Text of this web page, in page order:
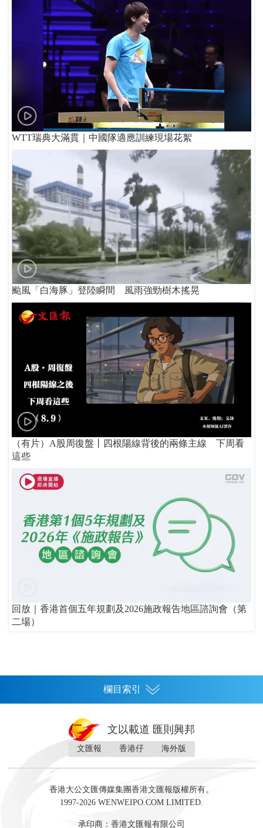
WTT瑞典大滿貫｜中國隊適應訓練現場花絮
颱風「白海豚」登陸瞬間 風雨強勁樹木搖晃
（有片）A股周復盤丨四根陽線背後的兩條主線 下周看
這些
回放｜香港首個五年規劃及2026施政報告地區諮詢會（第
二場）
欄目索引
灣區人
財經 地產 投資 財評 數字經濟
訪談 直播 經湋論
文以載道 匯則興邦
文匯報 香港仔 海外版
香港大公文匯傳媒集團香港文匯報版權所有。
1997-2026 WENWEIPO.COM LIMITED.
承印商：香港文匯報有限公司